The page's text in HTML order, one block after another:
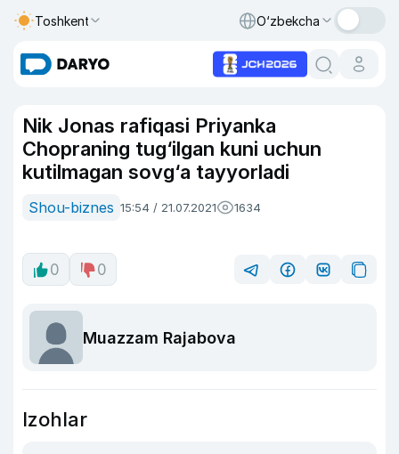
Toshkent O‘zbekcha
Nik Jonas rafiqasi Priyanka
Chopraning tug‘ilgan kuni uchun
kutilmagan sovg‘a tayyorladi
Shou-biznes 15:54 / 21.07.2021 1634
0 0
Muazzam Rajabova
Izohlar